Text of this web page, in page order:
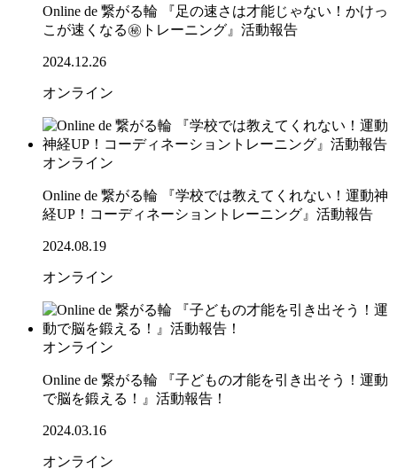
Online de 繋がる輪 『足の速さは才能じゃない！かけっ
こが速くなる㊙トレーニング』活動報告
2024.12.26
オンライン
オンライン
Online de 繋がる輪 『学校では教えてくれない！運動神
経UP！コーディネーショントレーニング』活動報告
2024.08.19
オンライン
オンライン
Online de 繋がる輪 『子どもの才能を引き出そう！運動
で脳を鍛える！』活動報告！
2024.03.16
オンライン